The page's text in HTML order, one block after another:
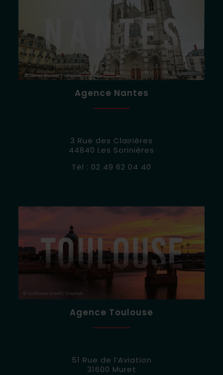
Agence Nantes
3 Rue des Clairières
44840 Les Sorinières
Tél : 02 49 62 04 40
Agence Toulouse
51 Rue de l’Aviation
31600 Muret